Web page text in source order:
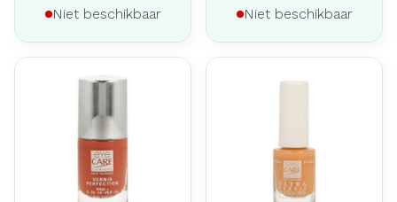
Niet beschikbaar Niet beschikbaar